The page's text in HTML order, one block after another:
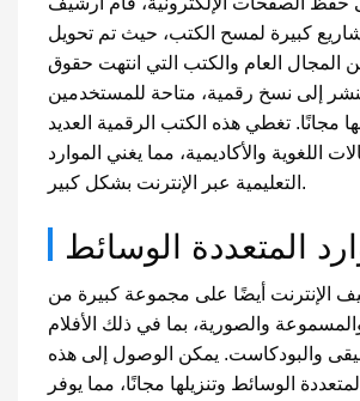
كبيرة لمسح الكتب، حيث تم تحويل
المجال العام والكتب التي انتهت حقوق
إلى نسخ رقمية، متاحة للمستخدمين
مجانًا. تغطي هذه الكتب الرقمية العديد
اللغوية والأكاديمية، مما يغني الموارد
التعليمية عبر الإنترنت بشكل كبير.
المتعددة الوسائط
الإنترنت أيضًا على مجموعة كبيرة من
والمسموعة والصورية، بما في ذلك الأفلام
والبودكاست. يمكن الوصول إلى هذه
الوسائط وتنزيلها مجانًا، مما يوفر